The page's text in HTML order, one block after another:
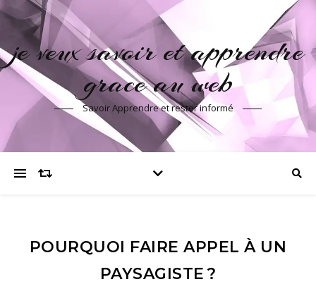
je veux savoir et apprendre
grace au web
Savoir Apprendre et rester informé
POURQUOI FAIRE APPEL À UN
PAYSAGISTE ?